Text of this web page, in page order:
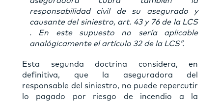
responsabilidad civil de su asegurado y
causante del siniestro, art. 43 y 76 de la LCS
. En este supuesto no sería aplicable
analógicamente el artículo 32 de la LCS”.
Esta segunda doctrina considera, en
definitiva, que la aseguradora del
responsable del siniestro, no puede repercutir
lo pagado por riesgo de incendio a la